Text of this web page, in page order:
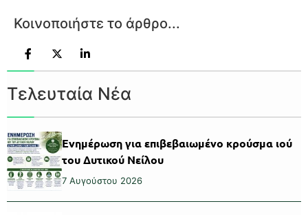
Κοινοποιήστε το άρθρο...
Τελευταία Νέα
Ενημέρωση για επιβεβαιωμένο κρούσμα ιού
του Δυτικού Νείλου
7 Αυγούστου 2026